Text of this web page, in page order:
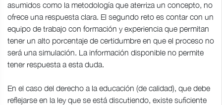
asumidos como la metodología que aterriza un concepto, no
ofrece una respuesta clara. El segundo reto es contar con un
equipo de trabajo con formación y experiencia que permitan
tener un alto porcentaje de certidumbre en que el proceso no
será una simulación. La información disponible no permite
tener respuesta a esta duda.
En el caso del derecho a la educación (de calidad), que debe
reflejarse en la ley que se está discutiendo, existe suficiente